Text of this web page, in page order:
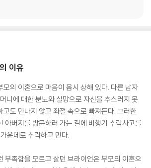
이유
모의 이혼으로 마음이 몹시 상해 있다. 다른 남자
니에 대한 분노와 실망으로 자신을 추스러지 못
도 만나지 않고 좌절 속으로 빠져든다. 그러한
아버지를 방문하러 가는 길에 비행기 추락사고를
운데로 추락하고 만다.
부족함을 모르고 살던 브라이언은 부모의 이혼으